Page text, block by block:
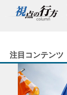
注目コンテンツ